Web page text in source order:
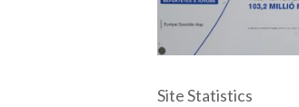
Site Statistics